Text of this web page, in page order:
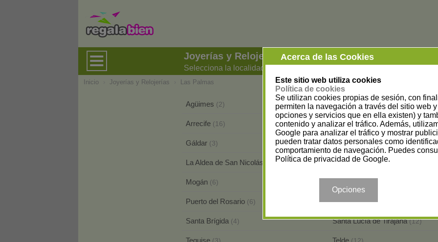
Joyerías y Relojerías en Las Palmas
Selecciona la localidad
Acerca de las Cookies
Este sitio web utiliza cookies
Política de cookies
Se utilizan cookies propias de sesión, con
permiten la navegación a través del sitio web
opciones y servicios que en ella existen) y
contenido y analizar el tráfico. Además,
Google para analizar el tráfico y mostrar
pueden tratar datos personales como
comportamiento de navegación. Puedes
Política de privacidad de Google.
Opciones
Inicio Joyerías y Relojerías Las Palmas
Agüimes (2) Antigua (4)
Arrecife (16) Arucas(4)
Gáldar (3) Ingenio(1)
La Aldea de San Nicolás Las Palmas De Gran Canaria
Mogán (6)
Puerto del Rosario (6) San Bartolomé
Santa Brígida (4) Santa Lucía de Tirajana(12)
Teguise Telde